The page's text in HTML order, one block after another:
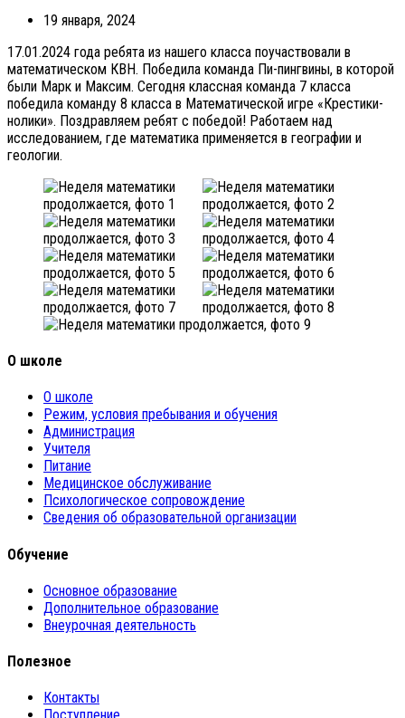
19 января, 2024
17.01.2024 года ребята из нашего класса поучаствовали в
математическом КВН. Победила команда Пи-пингвины, в которой
были Марк и Максим. Сегодня классная команда 7 класса
победила команду 8 класса в Математической игре «Крестики-
нолики». Поздравляем ребят с победой! Работаем над
исследованием, где математика применяется в географии и
геологии.
О школе
О школе
Режим, условия пребывания и обучения
Администрация
Учителя
Питание
Медицинское обслуживание
Психологическое сопровождение
Сведения об образовательной организации
Обучение
Основное образование
Дополнительное образование
Внеурочная деятельность
Полезное
Контакты